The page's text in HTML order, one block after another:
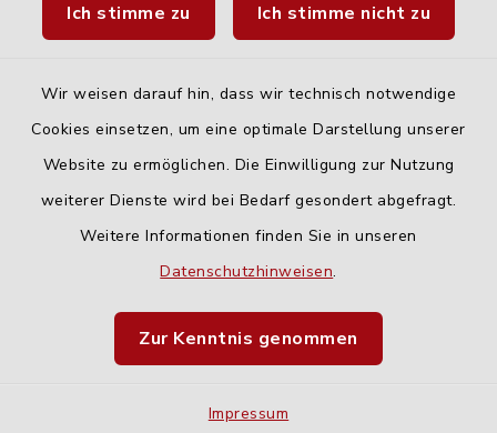
Ich stimme zu Ich stimme nicht zu
Wir weisen darauf hin, dass wir technisch notwendige
Cookies einsetzen, um eine optimale Darstellung unserer
Website zu ermöglichen. Die Einwilligung zur Nutzung
weiterer Dienste wird bei Bedarf gesondert abgefragt.
Weitere Informationen finden Sie in unseren
Datenschutzhinweisen.
Zur Kenntnis genommen
Impressum
Fahrplanauskunft DING
Barrierefreiheit
Impressum
Sitemap